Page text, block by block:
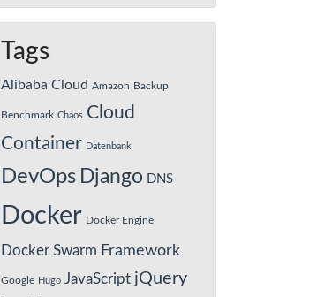
Tags
Alibaba Cloud Amazon Backup
Benchmark Chaos Cloud
Container Datenbank
DevOps Django DNS
Docker Docker Engine
Docker Swarm Framework
Google Hugo JavaScript jQuery